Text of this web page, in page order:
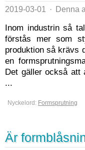
2019-03-01 · Denna
Inom industrin så
förstås mer som
produktion så krävs
en
Det gäller också att
...
Nyckelord: Formsprutning
Är